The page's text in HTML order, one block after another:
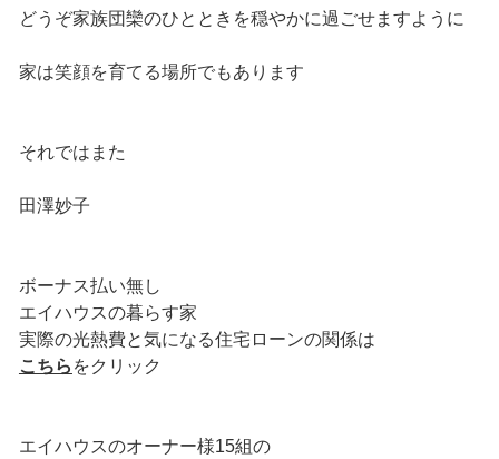
どうぞ家族団欒のひとときを穏やかに過ごせますように
家は笑顔を育てる場所でもあります
それではまた
田澤妙子
ボーナス払い無し
エイハウスの暮らす家
実際の光熱費と気になる住宅ローンの関係は
こちら をクリック
エイハウスのオーナー様15組の